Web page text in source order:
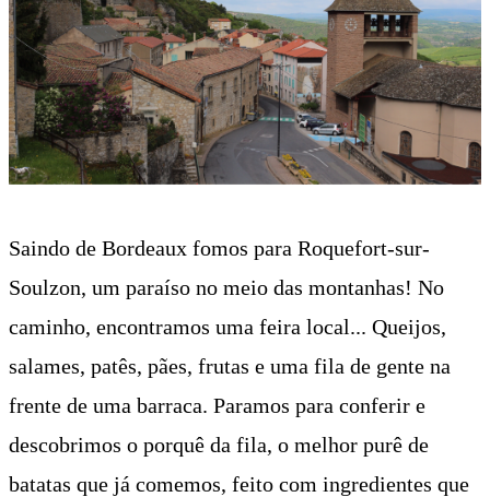
Saindo de Bordeaux fomos para Roquefort-sur-
Soulzon, um paraíso no meio das montanhas! No
caminho, encontramos uma feira local... Queijos,
salames, patês, pães, frutas e uma fila de gente na
frente de uma barraca. Paramos para conferir e
descobrimos o porquê da fila, o melhor purê de
batatas que já comemos, feito com ingredientes que